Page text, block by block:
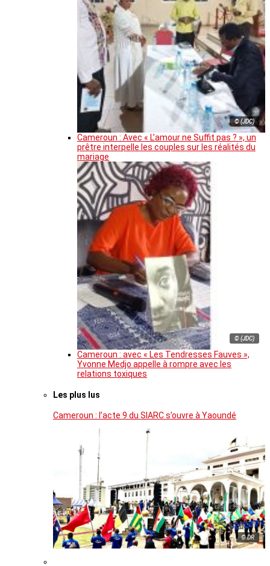
© (JDC)
Cameroun : Avec « L’amour ne Suffit pas ? », un
prêtre interpelle les couples sur les réalités du
mariage
© (JDC)
Cameroun : avec « Les Tendresses Fauves »,
Yvonne Medjo appelle à rompre avec les
relations toxiques
Les plus lus
Cameroun : l’acte 9 du SIARC s’ouvre à Yaoundé
© DR